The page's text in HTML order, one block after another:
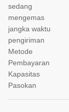
sedang
mengemas
jangka waktu
pengiriman
Metode
Pembayaran
Kapasitas
Pasokan